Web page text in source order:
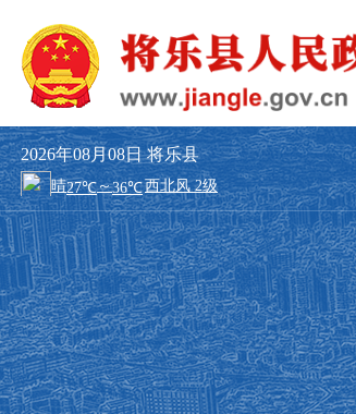
2026年08月08日将乐县